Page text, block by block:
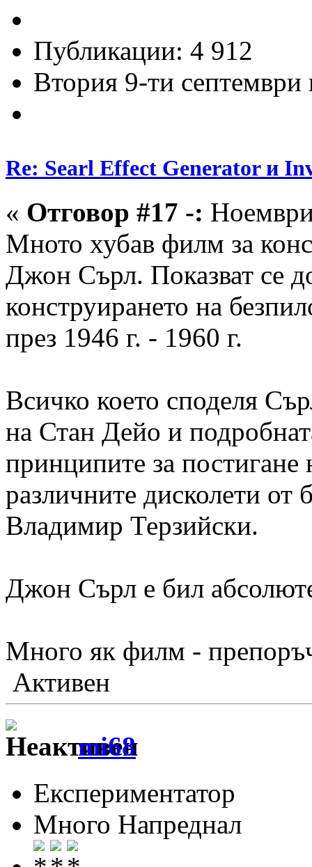
Публикации: 4 912
Втория 9-ти
Re: Searl Effect Generator и
« Отговор #17 -:
Мното хубав филм за
Джон Сърл. Показват се
конструирането на
през 1946 г. - 1960 г.
Всичко което споделя
на Стан Дейо и
принципите за постигане
различните дисколети от
Владимир Терзийски.
Джон Сърл е бил
Много як филм -
Активен
mi68
Експериментатор
Много Напреднал